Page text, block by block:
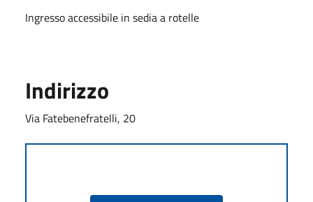
Ingresso accessibile in sedia a rotelle
Indirizzo
Via Fatebenefratelli, 20